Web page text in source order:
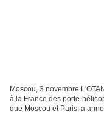
Moscou, 3 novembre
à la France des porte-
que Moscou et Paris, a